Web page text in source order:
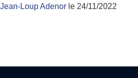
Jean-Loup Adenor le 24/11/2022